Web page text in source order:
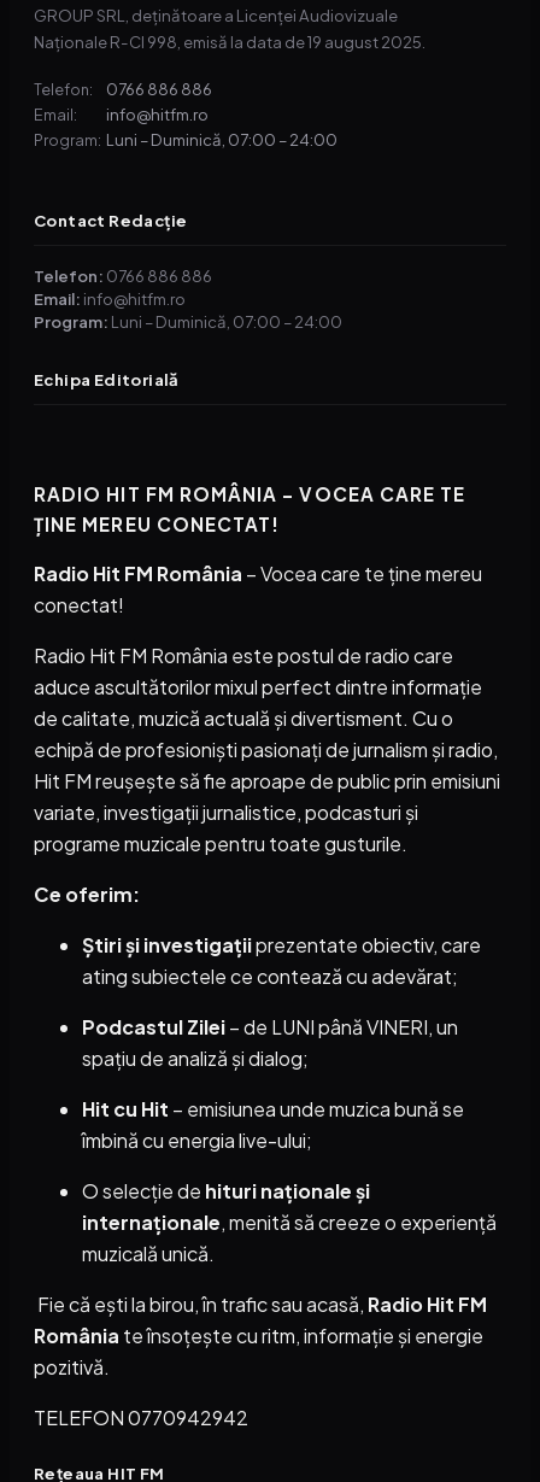
GROUP SRL, deținătoare a Licenței Audiovizuale
Naționale R-CI 998, emisă la data de 19 august 2025.
Telefon: 0766 886 886
Email: info@hitfm.ro
Program: Luni – Duminică, 07:00 – 24:00
Contact Redacție
Telefon: 0766 886 886
Email: info@hitfm.ro
Program: Luni – Duminică, 07:00 – 24:00
Echipa Editorială
RADIO HIT FM ROMÂNIA – VOCEA CARE TE
ȚINE MEREU CONECTAT!
Radio Hit FM România – Vocea care te ține mereu
conectat!
Radio Hit FM România este postul de radio care
aduce ascultătorilor mixul perfect dintre informație
de calitate, muzică actuală și divertisment. Cu o
echipă de profesioniști pasionați de jurnalism și radio,
Hit FM reușește să fie aproape de public prin emisiuni
variate, investigații jurnalistice, podcasturi și
programe muzicale pentru toate gusturile.
Ce oferim:
Știri și investigațiiprezentate obiectiv, care
ating subiectele ce contează cu adevărat;
Podcastul Zilei– de LUNI până VINERI, un
spațiu de analiză și dialog;
Hit cu Hit – emisiunea unde muzica bună se
îmbină cu energia live-ului;
O selecție de hituri naționale și
internaționale, menită să creeze o experiență
muzicală unică.
Fie că ești la birou, în trafic sau acasă, Radio Hit FM
România te însoțește cu ritm, informație și energie
pozitivă.
TELEFON 0770942942
Rețeaua HIT FM